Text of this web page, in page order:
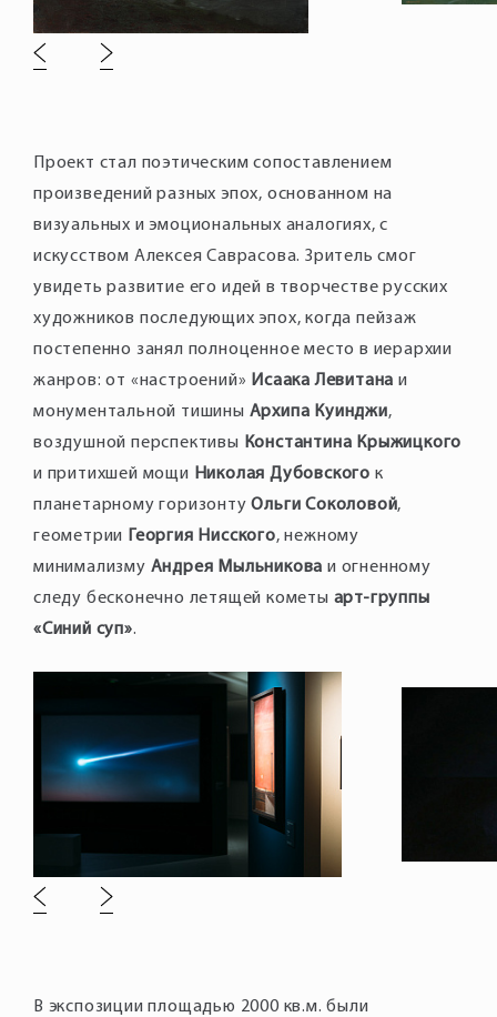
Проект стал поэтическим сопоставлением
произведений разных эпох, основанном на
визуальных и эмоциональных аналогиях, с
искусством Алексея Саврасова. Зритель смог
увидеть развитие его идей в творчестве русских
художников последующих эпох, когда пейзаж
постепенно занял полноценное место в иерархии
жанров: от «настроений» Исаака Левитана и
монументальной тишины Архипа Куинджи,
воздушной перспективы Константина Крыжицкого
и притихшей мощи Николая Дубовского к
планетарному горизонтуОльги Соколовой,
геометрии
Георгия Нисского, нежному
минимализму Андрея Мыльникова и огненному
следу бесконечно летящей кометы арт-группы
«Синий суп».
В экспозиции площадью 2000 кв.м. были